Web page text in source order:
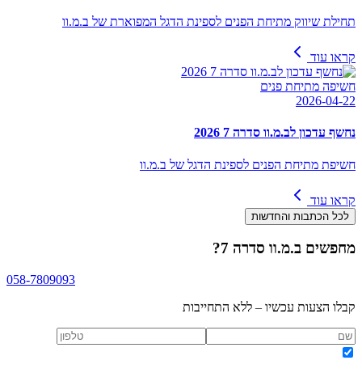
תחילת שיווק מתיחת הפנים לספינת הדגל המפוארת של ב.מ.וו
קראו עוד
חשיפה מתיחת פנים
2026-04-22
נחשף עדכון לב.מ.וו סדרה 7 2026
חשיפת מתיחת הפנים לספינת הדגל של ב.מ.וו
קראו עוד
לכל הכתבות והחדשות
מחפשים ב.מ.וו סדרה 7 ?
058-7809093
קבלו הצעות עכשיו – ללא התחייבות